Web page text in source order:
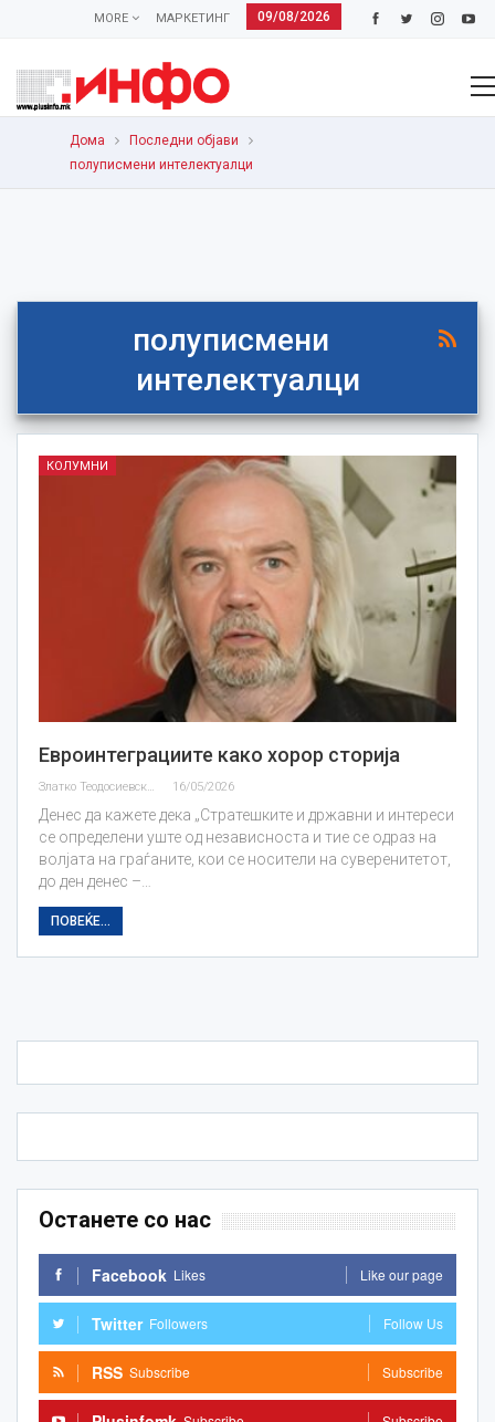
09/08/2026
МАРКЕТИНГ
MORE
Дома
Последни објави
полуписмени интелектуалци
полуписмени
интелектуалци
КОЛУМНИ
Евроинтеграциите како хорор сторија
Златко Теодосиевски 16/05/2026
Денес да кажете дека „Стратешките и државни и интереси
се определени уште од независноста и тие се одраз на
волјата на граѓаните, кои се носители на суверенитетот,
до ден денес –…
ПОВЕЌЕ...
Останете со нас
Facebook Likes Like our page
Twitter Followers Follow Us
RSS Subscribe Subscribe